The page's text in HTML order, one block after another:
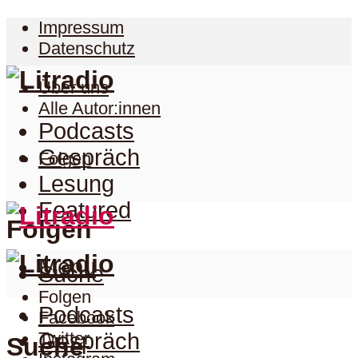
Impressum
Datenschutz
Über uns
Alle Autor:innen
Folgen
Folgen
Folgen
Facebook
Twitter
Podcasts
Gespräch
Lesung
Featured
Menu
Suche
Suche
Podcasts
Gespräch